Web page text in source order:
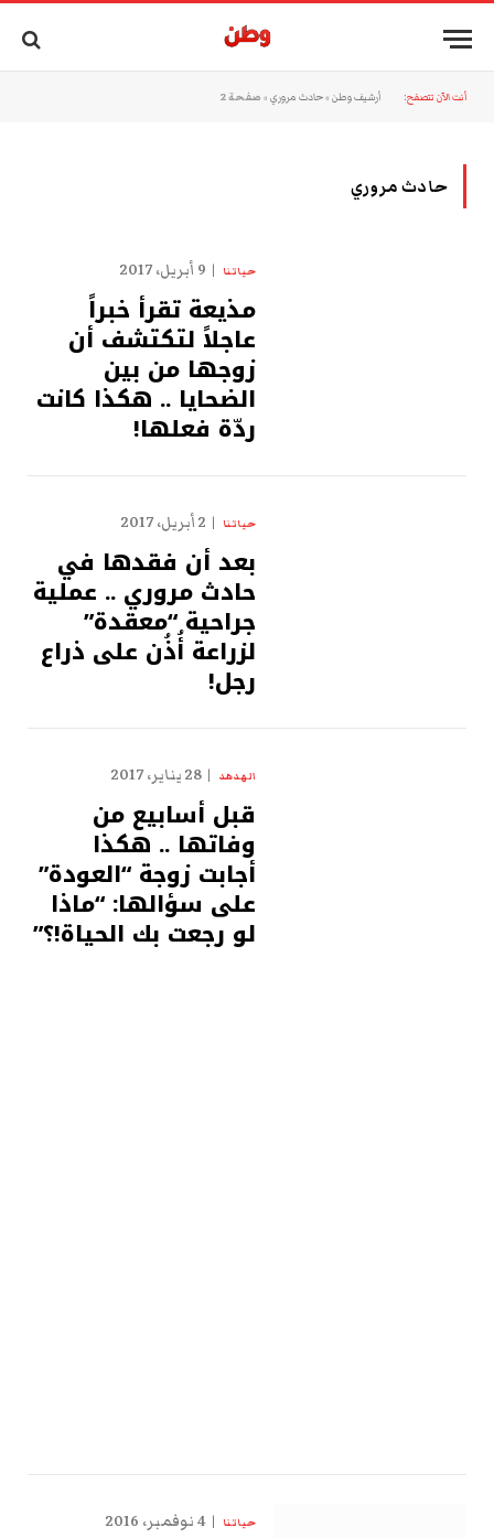
أنت الآن تتصفح: أرشيف وطن »حادث مروري » صفحة 2
حادث مروري
حياتنا 9 أبريل، 2017
مذيعة تقرأ خبراً
عاجلاً لتكتشف أن
زوجها من بين
الضحايا .. هكذا كانت
ردّة فعلها!
حياتنا 2 أبريل، 2017
بعد أن فقدها في
حادث مروري .. عملية
جراحية “معقدة”
لزراعة أُذُن على ذراع
رجل!
الهدهد 28 يناير، 2017
قبل أسابيع من
وفاتها .. هكذا
أجابت زوجة “العودة”
على سؤالها: “ماذا
لو رجعت بك الحياة!؟”
حياتنا 4 نوفمبر، 2016